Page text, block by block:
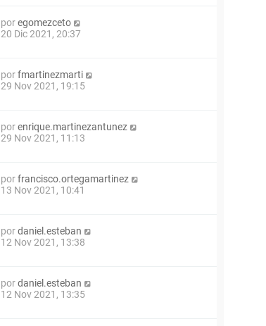
poregomezceto
20 Dic 2021, 20:37
porfmartinezmarti
29 Nov 2021, 19:15
porenrique.martinezantunez
29 Nov 2021, 11:13
porfrancisco.ortegamartinez
13 Nov 2021, 10:41
pordaniel.esteban
12 Nov 2021, 13:38
pordaniel.esteban
12 Nov 2021, 13:35